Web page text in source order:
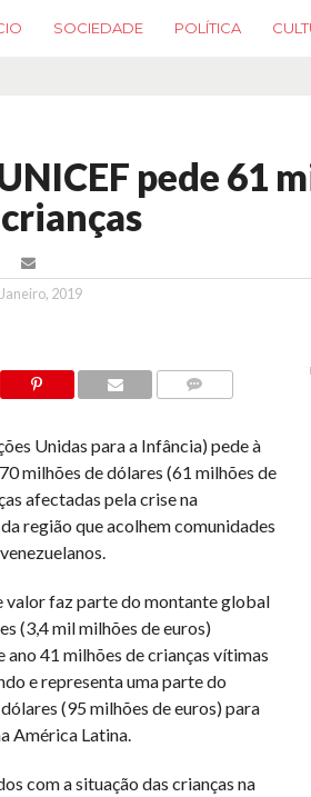
SOCIEDADE POLÍTICA
pede 61
2019
Unidas para a Infância) pede à
milhões de dólares (61 milhões de
afectadas pela crise na
região que acolhem comunidades
valor faz parte do montante global
(3,4 mil milhões de euros)
ano 41 milhões de crianças vítimas
e representa uma parte do
(95 milhões de euros) para
América Latina.
com a situação das crianças na